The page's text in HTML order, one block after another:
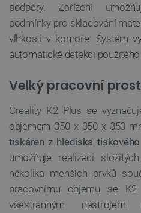
podpěry. Zařízení
podmínky pro skladování
vlhkosti v komoře. Systém
automatické detekci použitého
Velký pracovní
Creality K2 Plus se
objemem 350 x 350 x 350
tiskáren z hlediska
umožňuje realizaci
několika menších prvků
pracovnímu objemu se
všestranným nástrojem